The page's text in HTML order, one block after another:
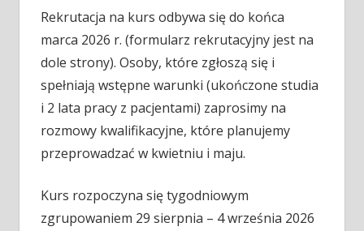
Rekrutacja na kurs odbywa się do końca
marca 2026 r. (formularz rekrutacyjny jest na
dole strony). Osoby, które zgłoszą się i
spełniają wstępne warunki (ukończone studia
i 2 lata pracy z pacjentami) zaprosimy na
rozmowy kwalifikacyjne, które planujemy
przeprowadzać w kwietniu i maju.
Kurs rozpoczyna się tygodniowym
zgrupowaniem 29 sierpnia – 4 września 2026